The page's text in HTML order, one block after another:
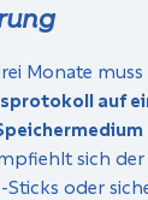
Monate muss
auf
sich
oder